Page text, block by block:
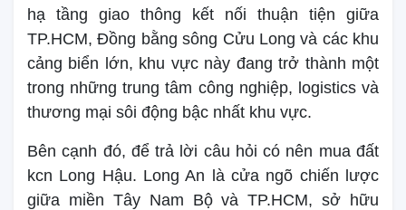
hạ tầng giao thông kết nối thuận tiện giữa
TP.HCM, Đồng bằng sông Cửu Long và các khu
cảng biển lớn, khu vực này đang trở thành một
trong những trung tâm công nghiệp, logistics và
thương mại sôi động bậc nhất khu vực.
Bên cạnh đó, để trả lời câu hỏi có nên mua đất
kcn Long Hậu. Long An là cửa ngõ chiến lược
giữa miền Tây Nam Bộ và TP.HCM, sở hữu